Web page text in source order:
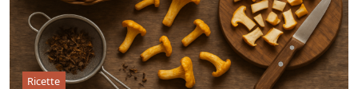
Ricette